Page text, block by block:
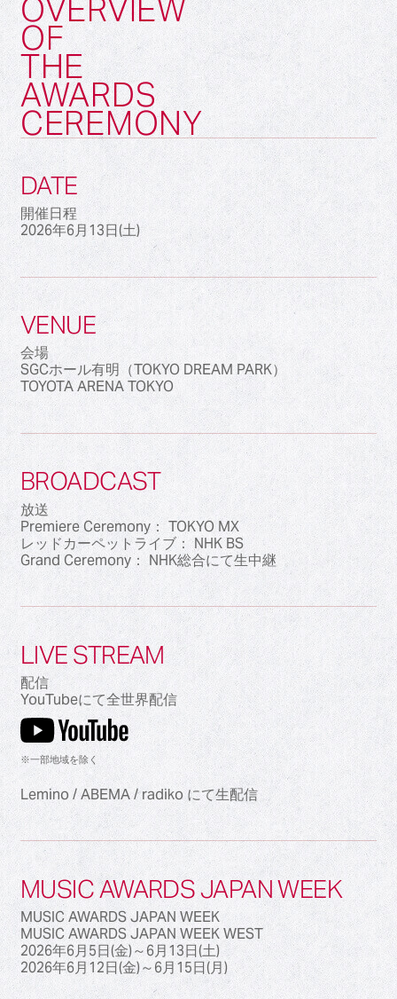
OVERVIEW
OF
THE
AWARDS
CEREMONY
DATE
開催日程
2026年6月13日(土)
VENUE
会場
SGCホール有明（TOKYO DREAM PARK）
TOYOTA ARENA TOKYO
BROADCAST
放送
Premiere Ceremony： TOKYO MX
レッドカーペットライブ： NHK BS
Grand Ceremony： NHK総合にて生中継
LIVE STREAM
配信
YouTubeにて全世界配信
※一部地域を除く
Lemino / ABEMA / radiko にて生配信
MUSIC AWARDS JAPAN WEEK
MUSIC AWARDS JAPAN WEEK
MUSIC AWARDS JAPAN WEEK WEST
2026年6月5日(金)～6月13日(土)
2026年6月12日(金)～6月15日(月)